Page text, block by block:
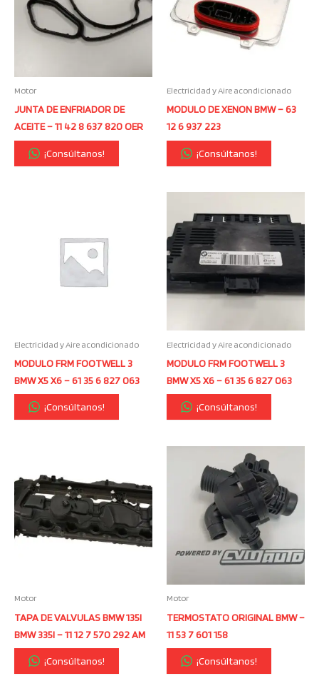
Motor
JUNTA DE ENFRIADOR DE
ACEITE – 11 42 8 637 820 OER
¡Consúltanos!
Electricidad y Aire acondicionado
MODULO DE XENON BMW – 63
12 6 937 223
¡Consúltanos!
Electricidad y Aire acondicionado
MODULO FRM FOOTWELL 3
BMW X5 X6 – 61 35 6 827 063
¡Consúltanos!
Electricidad y Aire acondicionado
MODULO FRM FOOTWELL 3
BMW X5 X6 – 61 35 6 827 063
¡Consúltanos!
Motor
TAPA DE VALVULAS BMW 135I
BMW 335I – 11 12 7 570 292 AM
¡Consúltanos!
Motor
TERMOSTATO ORIGINAL BMW –
11 53 7 601 158
¡Consúltanos!